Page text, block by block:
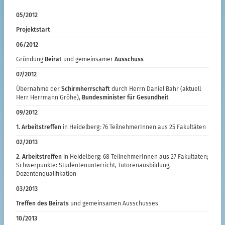
05/2012
Projektstart
06/2012
Gründung Beirat und gemeinsamer Ausschuss
07/2012
Übernahme der Schirmherrschaft durch Herrn Daniel Bahr (aktuell
Herr Herrmann Gröhe), Bundesminister für Gesundheit
09/2012
1. Arbeitstreffen in Heidelberg: 76 TeilnehmerInnen aus 25 Fakultäten
02/2013
2. Arbeitstreffen in Heidelberg: 68 TeilnehmerInnen aus 27 Fakultäten;
Schwerpunkte: Studentenunterricht, Tutorenausbildung,
Dozentenqualifikation
03/2013
Treffen des Beirats und gemeinsamen Ausschusses
10/2013